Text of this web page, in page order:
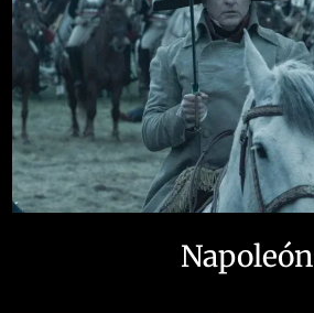
Napoleón